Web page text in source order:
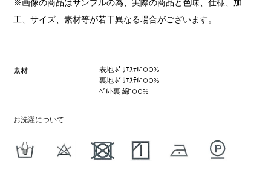
工、サイズ、素材等が若干異なる場合がございます。
素材
表地 ﾎﾟﾘｴｽﾃﾙ100%
裏地 ﾎﾟﾘｴｽﾃﾙ100%
ﾍﾞﾙﾄ裏 綿100%
お洗濯について